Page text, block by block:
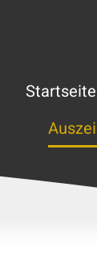
Startseite